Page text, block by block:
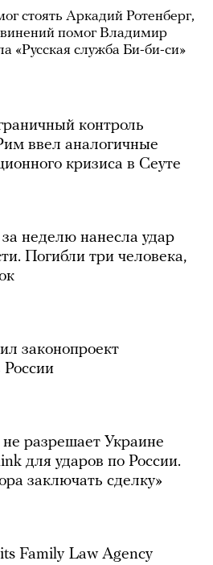
стоять Аркадий Ротенберг,
помог Владимир
«Русская служба Би-би-си»
контроль
ввел аналогичные
кризиса в Сеуте
неделю нанесла удар
Погибли три человека,
законопроект
России
разрешает Украине
для ударов по России.
заключать сделку»
Family Law Agency